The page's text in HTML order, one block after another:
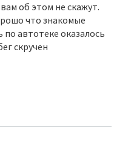
об этом не скажут.
что знакомые
автотеке оказалось
скручен